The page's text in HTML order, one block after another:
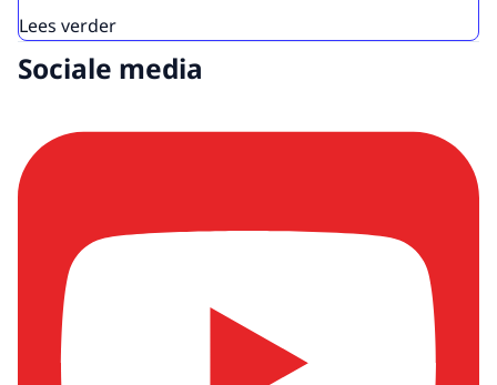
Lees verder
Sociale media